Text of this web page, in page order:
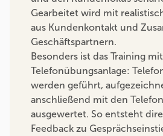
Gearbeitet wird mit
aus Kundenkontakt und
Geschäftspartnern.
Besonders ist das Training mit
Telefonübungsanlage:
werden geführt,
anschließend mit den
ausgewertet. So entsteht
Feedback zu